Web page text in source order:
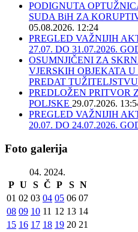
PODIGNUTA
SUDA BiH ZA
05.08.2026. 12:24
PREGLED VAŽNIJIH
27.07. DO 31.07.2026.
OSUMNJIČENI ZA
VJERSKIH OBJEKATA
PREDAT
PREDLOŽEN PRITVOR
POLJSKE 29.07.2026.
PREGLED VAŽNIJIH
20.07. DO 24.07.2026.
Foto galerija
04. 2024.
P U S Č P S N
01 02 03 04 05 06 07
08 09 10 11 12 13 14
15 16 17 18 19 20 21